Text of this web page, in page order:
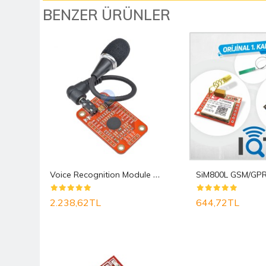
BENZER ÜRÜNLER
V
oice Recognition Module V3 ( Arduino Ses Tanıma ..
2.238,62TL 644,72TL